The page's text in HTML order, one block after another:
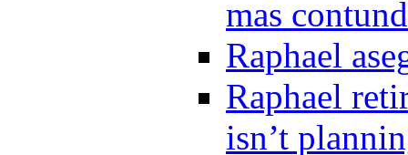
mas
Raphael
Raphael
isn’t